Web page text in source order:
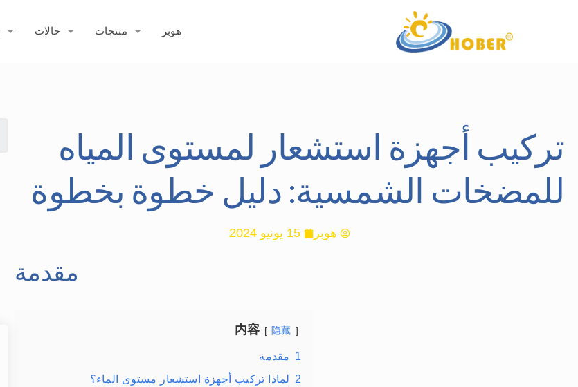
هوبر منتجات حالات
تركيب أجهزة استشعار لمستوى المياه
للمضخات الشمسية: دليل خطوة بخطوة
هوبر 15 يونيو 2024
مقدمة
内容 隐藏
1 مقدمة
2 لماذا تركيب أجهزة استشعار مستوى الماء؟